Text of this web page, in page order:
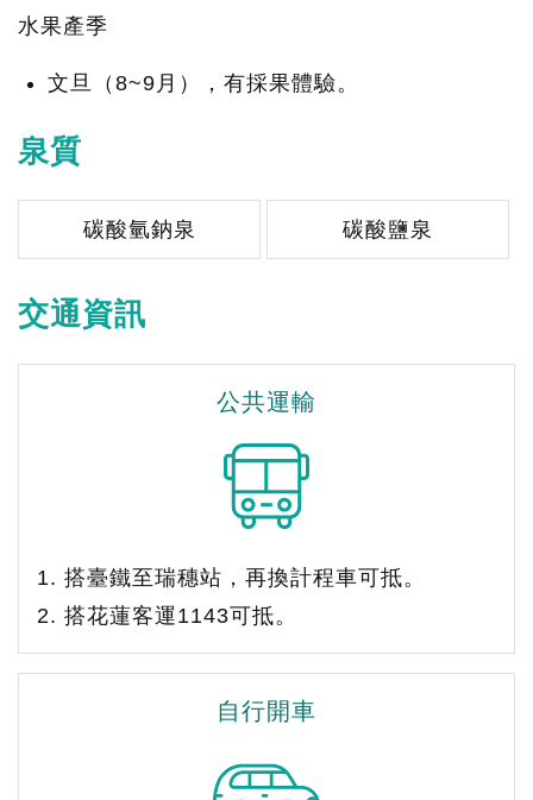
水果產季
文旦（8~9月），有採果體驗。
泉質
碳酸氫鈉泉 碳酸鹽泉
交通資訊
公共運輸
1. 搭臺鐵至瑞穗站，再換計程車可抵。
2. 搭花蓮客運1143可抵。
自行開車